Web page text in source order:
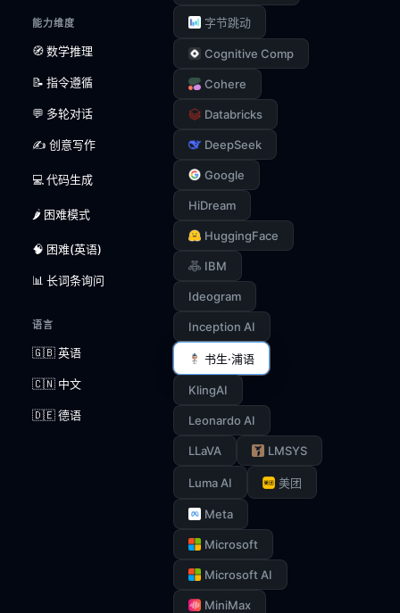
能力维度
🧭 数学推理
📝 指令遵循
💬 多轮对话
✍️ 创意写作
💻 代码生成
🌶️ 困难模式
🧠 困难(英语)
📊 长词条询问
语言
🇬🇧 英语
🇨🇳 中文
🇩🇪 德语
字节跳动
Cognitive Comp
Cohere
Databricks
DeepSeek
Google
HiDream
HuggingFace
IBM
Ideogram
Inception AI
书生·浦语
KlingAI
Leonardo AI
LLaVA LMSYS
Luma AI 美团
Meta
Microsoft
Microsoft AI
MiniMax